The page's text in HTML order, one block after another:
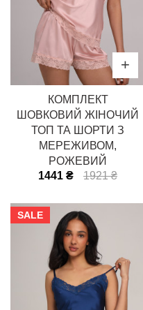
КОМПЛЕКТ
ШОВКОВИЙ ЖІНОЧИЙ
ТОП ТА ШОРТИ З
МЕРЕЖИВОМ,
РОЖЕВИЙ
1441 ₴
1921 ₴
SALE